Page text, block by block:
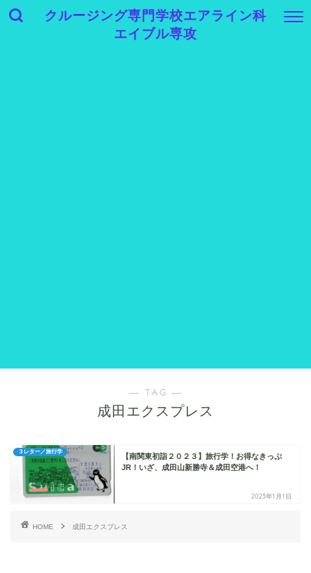
クルージング専門学校エアライン科
エイブル専攻
― TAG ―
成田エクスプレス
３レター／旅行学
【南関東初詣２０２３】旅行学！お得なきっぷ
JR！いざ、成田山新勝寺＆成田空港へ！
2023年1月1日
HOME 成田エクスプレス